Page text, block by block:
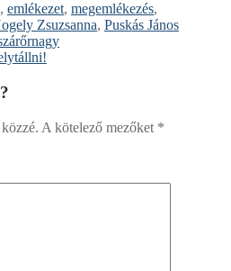
, emlékezet, megemlékezés,
Zsuzsanna, Puskás János
A kötelező mezőket *